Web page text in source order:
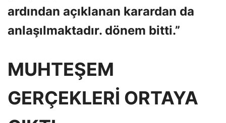
ardından açıklanan karardan da
anlaşılmaktadır. dönem bitti.”
MUHTEŞEM
GERÇEKLERİ ORTAYA